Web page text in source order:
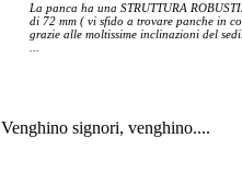
La panca ha una STRUTTURA
di 72 mm ( vi sfido a trovare panche in
grazie alle moltissime inclinazioni del
Venghino signori, venghino....